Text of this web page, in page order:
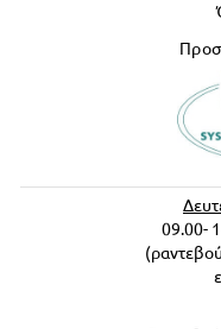
09.00-